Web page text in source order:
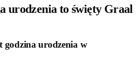
urodzenia to święty Graal
godzina urodzenia w